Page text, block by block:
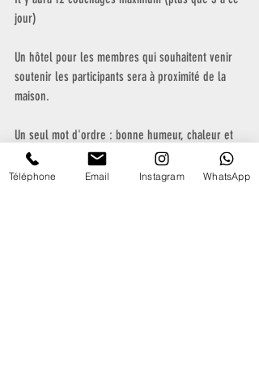
jour)
Un hôtel pour les membres qui souhaitent venir
soutenir les participants sera à proximité de la
maison.
Un seul mot d'ordre : bonne humeur, chaleur et
convivialité!
Téléphone Email Instagram WhatsApp